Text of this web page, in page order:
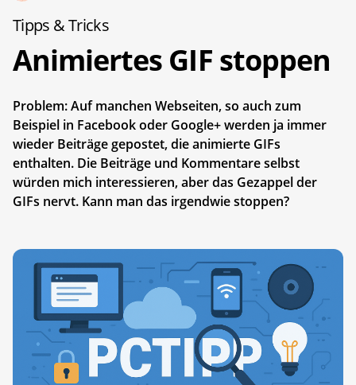
Tipps & Tricks
Animiertes GIF stoppen
Problem: Auf manchen Webseiten, so auch zum
Beispiel in Facebook oder Google+ werden ja immer
wieder Beiträge gepostet, die animierte GIFs
enthalten. Die Beiträge und Kommentare selbst
würden mich interessieren, aber das Gezappel der
GIFs nervt. Kann man das irgendwie stoppen?